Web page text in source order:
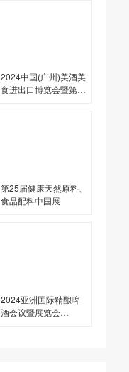
2024中国(广州)美酒美
食进出口博览会暨第32
第25届健康天然原料、
食品配料中国展
2024亚洲国际精酿啤
酒会议暨展览会